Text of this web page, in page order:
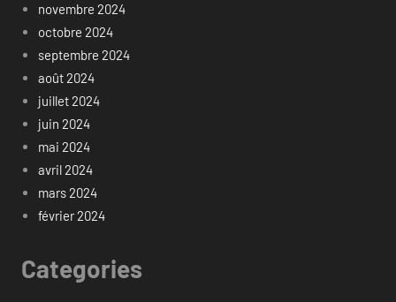
novembre 2024
octobre 2024
septembre 2024
août 2024
juillet 2024
juin 2024
mai 2024
avril 2024
mars 2024
février 2024
Categories